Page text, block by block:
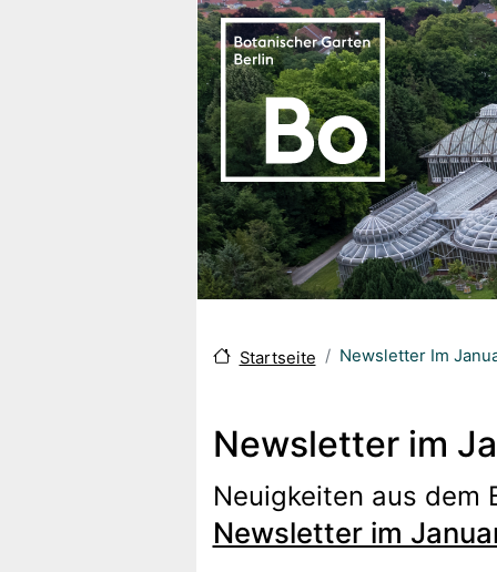
Startseite Newsletter Im
Newsletter im
Neuigkeiten aus dem
Newsletter im